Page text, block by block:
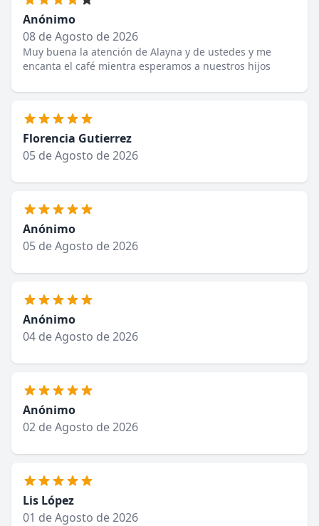
Anónimo
08 de Agosto de 2026
Muy buena la atención de Alayna y de ustedes y me
encanta el café mientra esperamos a nuestros hijos
Florencia Gutierrez
05 de Agosto de 2026
Anónimo
05 de Agosto de 2026
Anónimo
04 de Agosto de 2026
Anónimo
02 de Agosto de 2026
Lis López
01 de Agosto de 2026